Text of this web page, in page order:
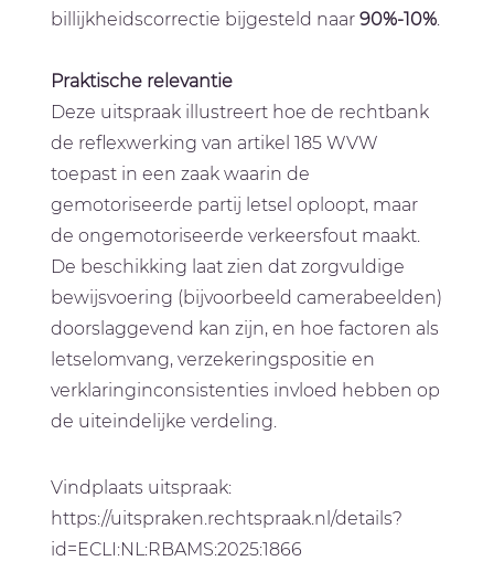
billijkheidscorrectie bijgesteld naar90%-10%.
Praktische relevantie
Deze uitspraak illustreert hoe de rechtbank
de reflexwerking van artikel 185 WVW
toepast in een zaak waarin de
gemotoriseerde partij letsel oploopt, maar
de ongemotoriseerde verkeersfout maakt.
De beschikking laat zien dat zorgvuldige
bewijsvoering (bijvoorbeeld camerabeelden)
doorslaggevend kan zijn, en hoe factoren als
letselomvang, verzekeringspositie en
verklaringinconsistenties invloed hebben op
de uiteindelijke verdeling.
Vindplaats uitspraak:
https://uitspraken.rechtspraak.nl/details?
id=ECLI:NL:RBAMS:2025:1866